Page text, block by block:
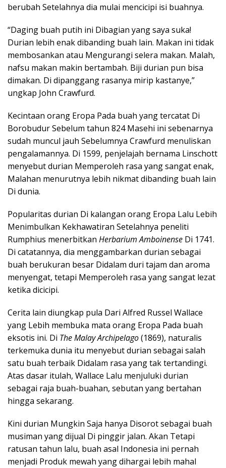
berubah Setelahnya dia mulai mencicipi isi buahnya.
“Daging buah putih ini Dibagian yang saya suka!
Durian lebih enak dibanding buah lain. Makan ini tidak
membosankan atau Mengurangi selera makan. Malah,
nafsu makan makin bertambah. Biji durian pun bisa
dimakan. Di dipanggang rasanya mirip kastanye,”
ungkap John Crawfurd.
Kecintaan orang Eropa Pada buah yang tercatat Di
Borobudur Sebelum tahun 824 Masehi ini sebenarnya
sudah muncul jauh Sebelumnya Crawfurd menuliskan
pengalamannya. Di 1599, penjelajah bernama Linschott
menyebut durian Memperoleh rasa yang sangat enak,
Malahan menurutnya lebih nikmat dibanding buah lain
Di dunia.
Popularitas durian Di kalangan orang Eropa Lalu Lebih
Menimbulkan Kekhawatiran Setelahnya peneliti
Rumphius menerbitkan Herbarium Amboinense Di 1741.
Di catatannya, dia menggambarkan durian sebagai
buah berukuran besar Didalam duri tajam dan aroma
menyengat, tetapi Memperoleh rasa yang sangat lezat
ketika dicicipi.
Cerita lain diungkap pula Dari Alfred Russel Wallace
yang Lebih membuka mata orang Eropa Pada buah
eksotis ini. Di The Malay Archipelago(1869), naturalis
terkemuka dunia itu menyebut durian sebagai salah
satu buah terbaik Didalam rasa yang tak tertandingi.
Atas dasar itulah, Wallace Lalu menjuluki durian
sebagai raja buah-buahan, sebutan yang bertahan
hingga sekarang.
Kini durian Mungkin Saja hanya Disorot sebagai buah
musiman yang dijual Di pinggir jalan. Akan Tetapi
ratusan tahun lalu, buah asal Indonesia ini pernah
menjadi Produk mewah yang dihargai lebih mahal